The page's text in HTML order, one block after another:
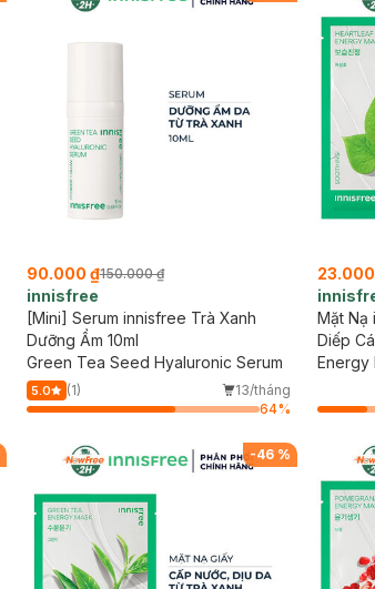
90.000 ₫150.000 ₫
innisfree
[Mini] Serum innisfree Trà Xanh
Dưỡng Ẩm 10ml
Green Tea Seed Hyaluronic Serum
5.0 (1)
13/tháng
64%
Mặt Nạ
Diếp
Energy
-46 %